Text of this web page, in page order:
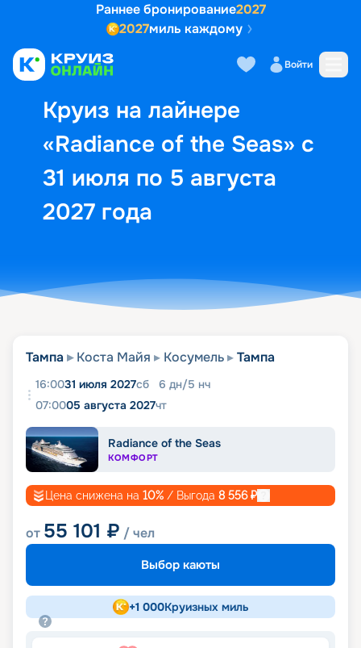
Раннее бронирование2027
2027миль каждому
Войти
Круиз на лайнере
«Radiance of the Seas» с
31 июля по 5 августа
2027 года
Выбор кают Маршрут и
Тампа Коста Майя Косумель Тампа
16:0031 июля 2027сб 6 дн/5 нч
07:0005 августа 2027чт
Radiance of the Seas
КОМФОРТ
Цена снижена на 10% / Выгода 8 556₽
от 55 101 ₽ / чел
Выбор каюты
+1 000Круизных миль